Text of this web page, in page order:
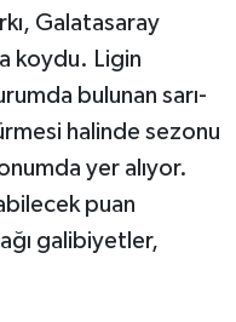
Galatasaray
koydu. Ligin
bulunan sarı-
halinde sezonu
yer alıyor.
puan
galibiyetler,